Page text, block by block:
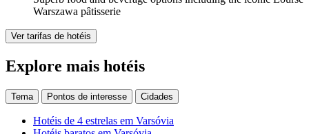
Warszawa pâtisserie
Ver tarifas de hotéis
Explore mais hotéis
Tema Pontos de interesse Cidades
Hotéis de 4 estrelas em Varsóvia